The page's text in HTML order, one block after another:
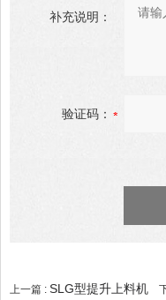
补充说明：
验证码：
上一篇 : SLG型提升上料机